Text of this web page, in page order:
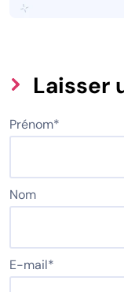
Laisser
Prénom*
Nom
E-mail*